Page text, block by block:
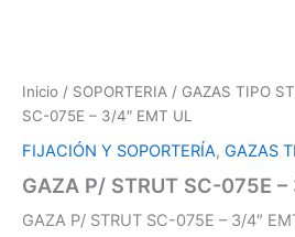
Inicio / SOPORTERIA / GAZAS TIPO
SC-075E – 3/4″ EMT UL
FIJACIÓN Y SOPORTERÍA, GAZAS
GAZA P/ STRUT SC-075E –
GAZA P/ STRUT SC-075E – 3/4″